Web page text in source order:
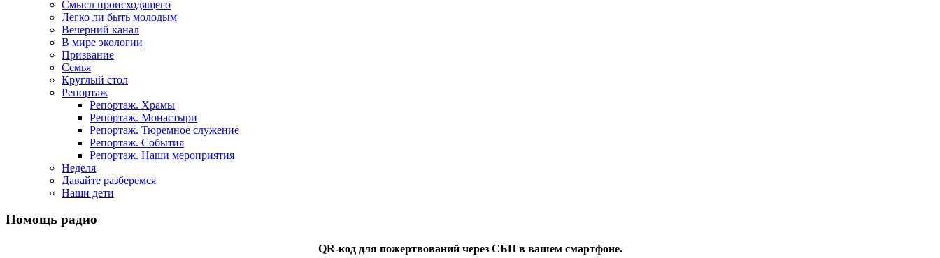
Смысл происходящего
Легко ли быть молодым
Вечерний канал
В мире экологии
Призвание
Семья
Круглый стол
Репортаж
Репортаж. Храмы
Репортаж. Монастыри
Репортаж. Тюремное служение
Репортаж. События
Репортаж. Наши мероприятия
Неделя
Давайте разберемся
Наши дети
Помощь радио
QR-код для пожертвований через СБП в вашем смартфоне.